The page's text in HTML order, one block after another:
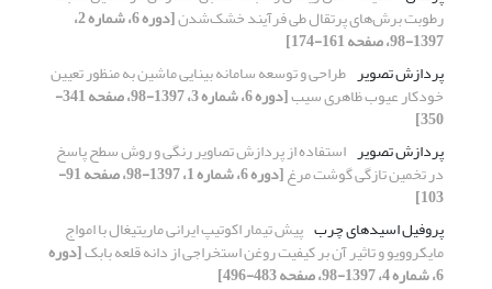
رطوبت برش‌های پرتقال طی فرآیند خشک‌شدن [دوره 6، شماره 2،
1397-98، صفحه 161-174]
پردازش تصویر طراحی و توسعه سامانه بینایی ماشین به منظور تعیین
خودکار عیوب ظاهری سیب [دوره 6، شماره 3، 1397-98، صفحه 341-
350]
پردازش تصویر استفاده از پردازش تصاویر رنگی و روش سطح پاسخ
در تخمین تازگی گوشت مرغ [دوره 6، شماره 1، 1397-98، صفحه 91-
103]
پروفیل اسیدهای چرب پیش تیمار اکوتیپ ایرانی ماریتیغال با امواج
مایکروویو و تاثیر آن بر کیفیت روغن استخراجی از دانه قلعه بابک[دوره
6، شماره 4، 1397-98، صفحه 483-496]